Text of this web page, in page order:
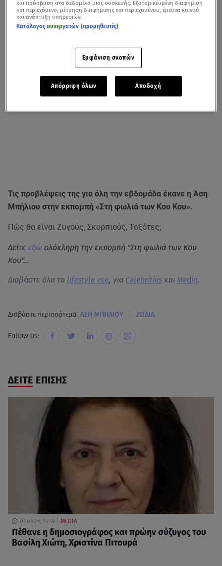
Τις προβλέψεις της για όλη την εβδομάδα έκανε η Άση
Μπήλιου στην εκπομπή «Στη φωλιά των Κου Κου».
Πώς θα είναι Ζυγούς, Σκορπιούς, Τοξότες;
Δείτε εδώ ολόκληρη την εκπομπή "Στη φωλιά των Κου
Κου"...
Διαβάστε όλα τα lifestyle νεα, για Celebrities και Media.
Διαβάστε περισσότερα: ΑΣΗ ΜΠΗΛΙΟΥ ΖΩΔΙΑ
Follow us:
ΔΕΙΤΕ ΕΠΙΣΗΣ
07.08.26, 14:49 MEDIA
Πέθανε η δημοσιογράφος και πρώην σύζυγος του
Βασίλη Χιώτη, Χριστίνα Πιτουρά
και πρόσβαση στα δεδομένα μιας συσκευής. Εξατομικευμένη διαφήμιση
και περιεχόμενο, μέτρηση διαφήμισης και περιεχομένου, έρευνα κοινού
και ανάπτυξη υπηρεσιών.
Κατάλογος συνεργατών (προμηθευτές)
Εμφάνιση σκοπών
Απόρριψη όλων Αποδοχή